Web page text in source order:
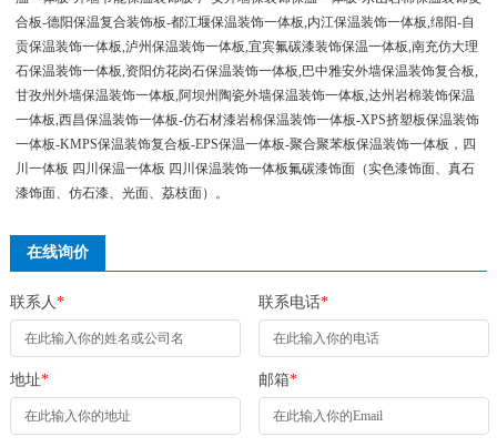
合板-德阳保温复合装饰板-都江堰保温装饰一体板,内江保温装饰一体板,绵阳-自
贡保温装饰一体板,泸州保温装饰一体板,宜宾氟碳漆装饰保温一体板,南充仿大理
石保温装饰一体板,资阳仿花岗石保温装饰一体板,巴中雅安外墙保温装饰复合板,
甘孜州外墙保温装饰一体板,阿坝州陶瓷外墙保温装饰一体板,达州岩棉装饰保温
一体板,西昌保温装饰一体板-仿石材漆岩棉保温装饰一体板-XPS挤塑板保温装饰
一体板-KMPS保温装饰复合板-EPS保温一体板-聚合聚苯板保温装饰一体板，四
川一体板 四川保温一体板 四川保温装饰一体板氟碳漆饰面（实色漆饰面、真石
漆饰面、仿石漆、光面、荔枝面）。
在线询价
联系人* 联系电话*
地址* 邮箱*